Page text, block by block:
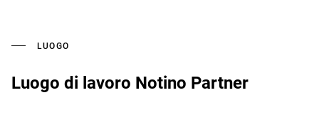
LUOGO
Luogo di lavoro Notino Partner